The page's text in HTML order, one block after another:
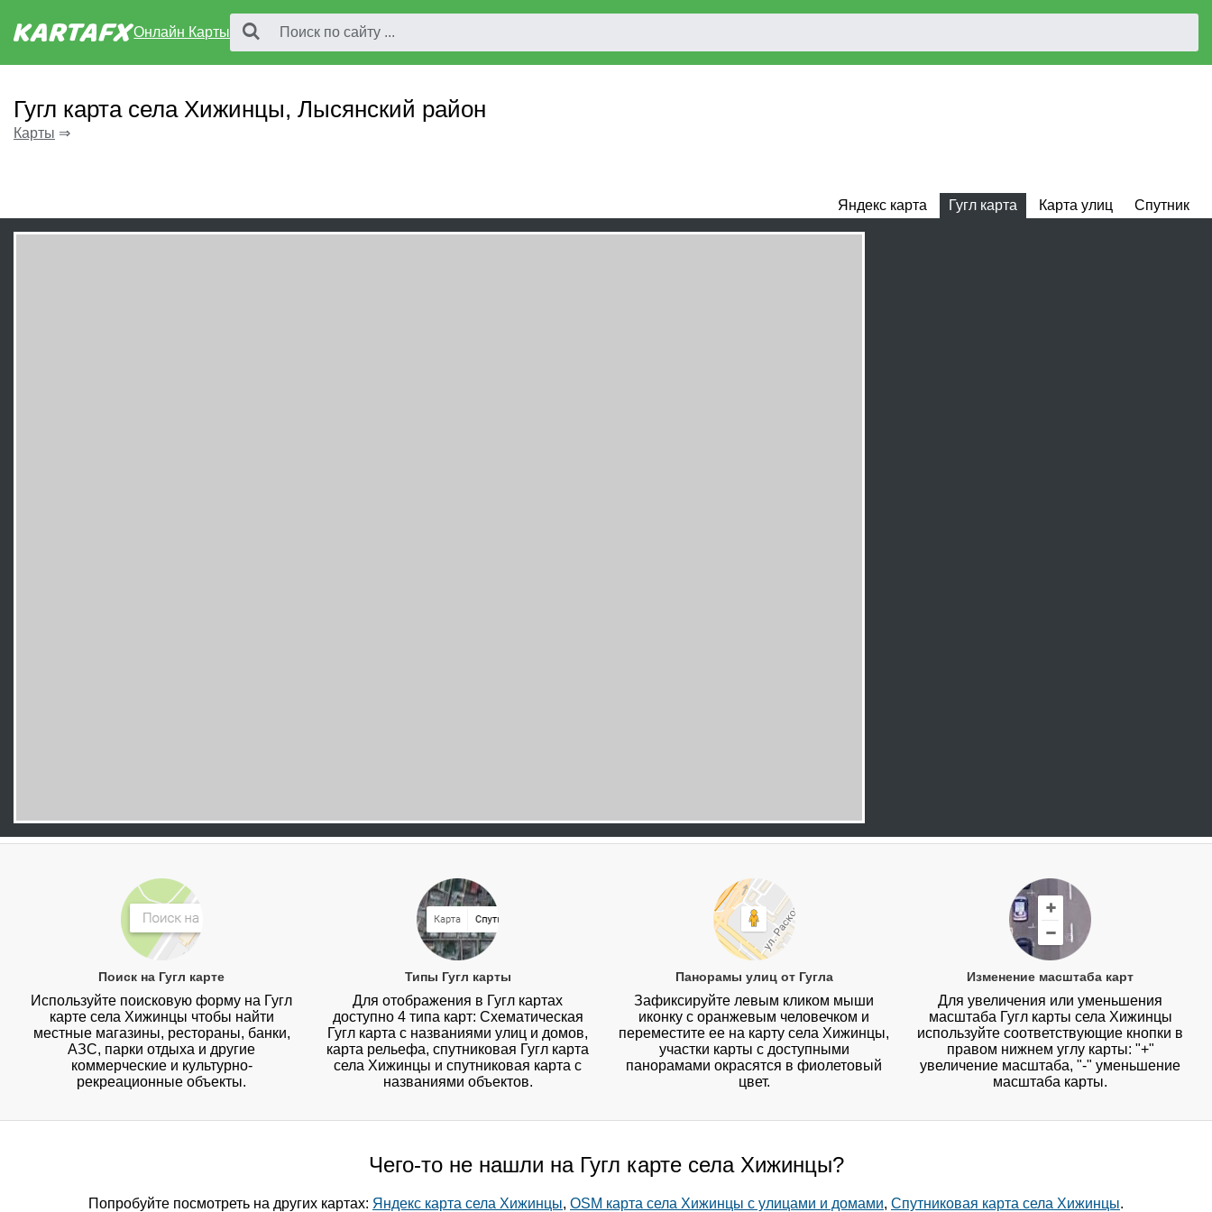
Онлайн Карты
Гугл карта села Хижинцы, Лысянский район
Карты ⇒
Яндекс карта Гугл карта Карта улиц Спутник
Поиск на Гугл карте
Используйте поисковую форму на Гугл
карте села Хижинцы чтобы найти
местные магазины, рестораны, банки,
АЗС, парки отдыха и другие
коммерческие и культурно-
рекреационные объекты.
Типы Гугл карты
Для отображения в Гугл картах
доступно 4 типа карт: Схематическая
Гугл карта с названиями улиц и домов,
карта рельефа, спутниковая Гугл карта
села Хижинцы и спутниковая карта с
названиями объектов.
Панорамы улиц от Гугла
Зафиксируйте левым кликом мыши
иконку с оранжевым человечком и
переместите ее на карту села Хижинцы,
участки карты с доступными
панорамами окрасятся в фиолетовый
цвет.
Изменение масштаба карт
Для увеличения или уменьшения
масштаба Гугл карты села Хижинцы
используйте соответствующие кнопки в
правом нижнем углу карты: "+"
увеличение масштаба, "-" уменьшение
масштаба карты.
Чего-то не нашли на Гугл карте села Хижинцы?
Попробуйте посмотреть на других картах: Яндекс карта села Хижинцы, OSM карта села Хижинцы с улицами и домами, Спутниковая карта села Хижинцы.